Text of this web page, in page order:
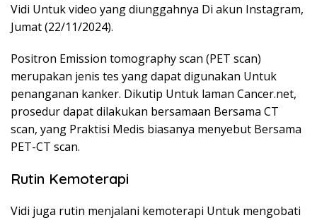
Vidi Untuk video yang diunggahnya Di akun Instagram,
Jumat (22/11/2024).
Positron Emission tomography scan (PET scan)
merupakan jenis tes yang dapat digunakan Untuk
penanganan kanker. Dikutip Untuk laman Cancer.net,
prosedur dapat dilakukan bersamaan Bersama CT
scan, yang Praktisi Medis biasanya menyebut Bersama
PET-CT scan.
Rutin Kemoterapi
Vidi juga rutin menjalani kemoterapi Untuk mengobati